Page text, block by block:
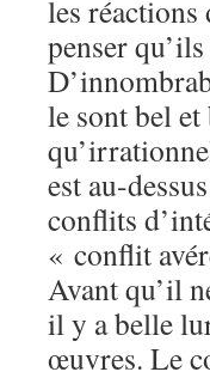
les réactions
penser
le sont bel
est au-
conflits
« conflit
Avant qu’il
il y a belle
œuvres. Le